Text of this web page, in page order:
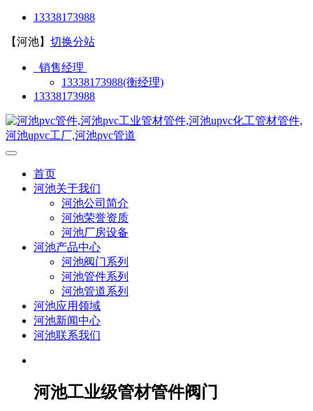
13338173988
【河池】 切换分站
销售经理
13338173988(衡经理)
13338173988
首页
河池关于我们
河池公司简介
河池荣誉资质
河池厂房设备
河池产品中心
河池阀门系列
河池管件系列
河池管道系列
河池应用领域
河池新闻中心
河池联系我们
河池工业级管材管件阀门